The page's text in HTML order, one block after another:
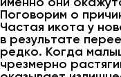
Поговорим о
Частая икота у
в результате
редко. Когда
чрезмерно